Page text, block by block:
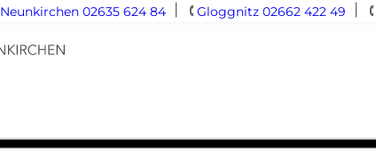
Neunkirchen 02635 624 84 Gloggnitz 02662 422 49